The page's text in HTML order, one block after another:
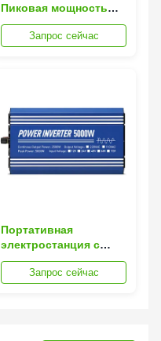
Пиковая мощность
Чистый синусовой
волновый солнечный
литий-ионных
батарей
Запрос сейчас
Портативная
электростанция с
пиковой мощностью
5000 Вт, постоянной
Запрос сейчас